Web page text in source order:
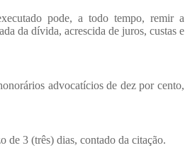
pode, a todo tempo, remir a
da dívida, acrescida de juros, custas e
advocatícios de dez por cento,
de 3 (três) dias, contado da citação.